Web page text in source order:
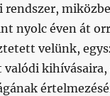
rendszer,
nyolc éven át
velünk,
valódi kihívásaira,